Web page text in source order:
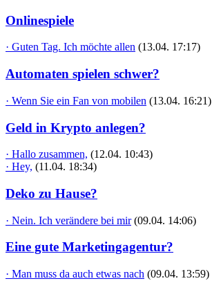
Onlinespiele
· Guten Tag. Ich möchte allen (13.04. 17:17)
Automaten spielen schwer?
· Wenn Sie ein Fan von mobilen (13.04. 16:21)
Geld in Krypto anlegen?
· Hallo zusammen, (12.04. 10:43)
· Hey, (11.04. 18:34)
Deko zu Hause?
· Nein. Ich verändere bei mir (09.04. 14:06)
Eine gute Marketingagentur?
· Man muss da auch etwas nach (09.04. 13:59)